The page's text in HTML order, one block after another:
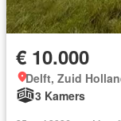
€ 10.000
Delft, Zuid
3 Kamers